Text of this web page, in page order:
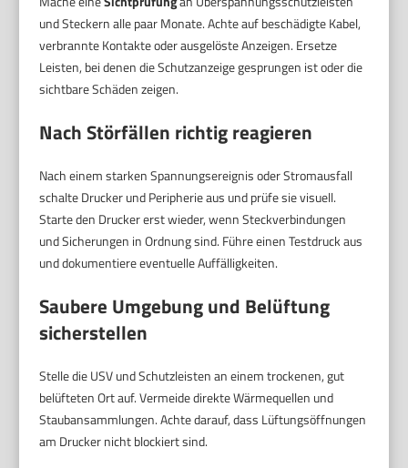
und Steckern alle paar Monate. Achte auf beschädigte Kabel,
verbrannte Kontakte oder ausgelöste Anzeigen. Ersetze
Leisten, bei denen die Schutzanzeige gesprungen ist oder die
sichtbare Schäden zeigen.
Nach Störfällen richtig reagieren
Nach einem starken Spannungsereignis oder Stromausfall
schalte Drucker und Peripherie aus und prüfe sie visuell.
Starte den Drucker erst wieder, wenn Steckverbindungen
und Sicherungen in Ordnung sind. Führe einen Testdruck aus
und dokumentiere eventuelle Auffälligkeiten.
Saubere Umgebung und Belüftung
sicherstellen
Stelle die USV und Schutzleisten an einem trockenen, gut
belüfteten Ort auf. Vermeide direkte Wärmequellen und
Staubansammlungen. Achte darauf, dass Lüftungsöffnungen
am Drucker nicht blockiert sind.